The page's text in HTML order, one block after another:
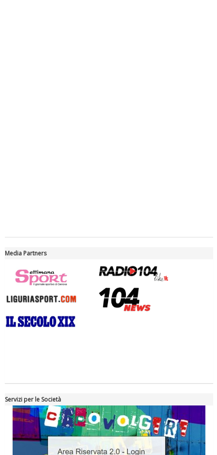
Ddl Lobby, Uisp: “Il Parlamento valorizzi le nostre specificità"
Media Partners
Servizi per le Società